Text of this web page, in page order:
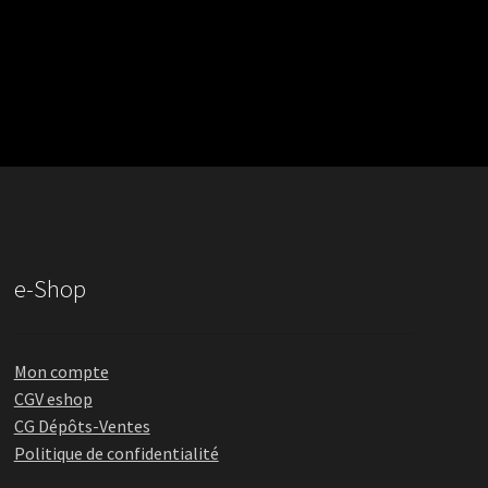
e-Shop
Mon compte
CGV eshop
CG Dépôts-Ventes
Politique de confidentialité